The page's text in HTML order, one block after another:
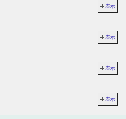
表示
表示
表示
表示